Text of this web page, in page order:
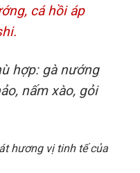
cá hồi áp
hợp: gà nướng
nấm xào, gỏi
hương vị tinh tế của